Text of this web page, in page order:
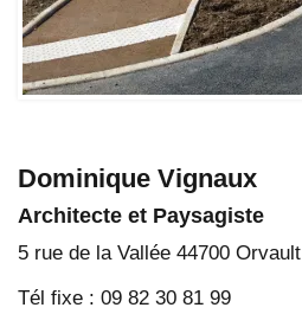
Dominique Vignaux
Architecte et Paysagiste
5 rue de la Vallée 44700 Orvault
Tél fixe : 09 82 30 81 99